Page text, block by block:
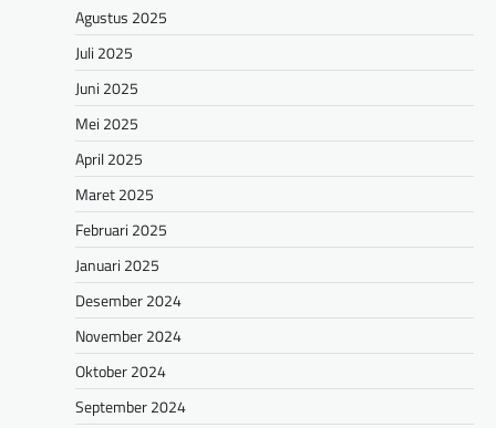
Agustus 2025
Juli 2025
Juni 2025
Mei 2025
April 2025
Maret 2025
Februari 2025
Januari 2025
Desember 2024
November 2024
Oktober 2024
September 2024